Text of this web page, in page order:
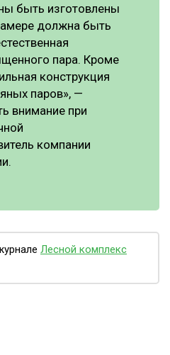
быть изготовлены
должна быть
пара. Кроме
конструкция
паров», —
внимание при
компании
Лесной комплекс